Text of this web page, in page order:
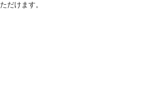
だけます。